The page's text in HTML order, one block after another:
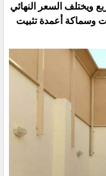
للمتر المربع ويختلف السعر النهائي
وسماكة أعمدة تثبيت